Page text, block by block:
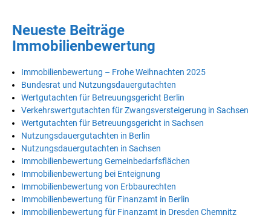
Neueste Beiträge
Immobilienbewertung
Immobilienbewertung – Frohe Weihnachten 2025
Bundesrat und Nutzungsdauergutachten
Wertgutachten für Betreuungsgericht Berlin
Verkehrswertgutachten für Zwangsversteigerung in Sachsen
Wertgutachten für Betreuungsgericht in Sachsen
Nutzungsdauergutachten in Berlin
Nutzungsdauergutachten in Sachsen
Immobilienbewertung Gemeinbedarfsflächen
Immobilienbewertung bei Enteignung
Immobilienbewertung von Erbbaurechten
Immobilienbewertung für Finanzamt in Berlin
Immobilienbewertung für Finanzamt in Dresden Chemnitz